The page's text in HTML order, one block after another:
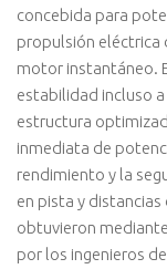
concebida para
propulsión eléctrica
motor instantáneo.
estabilidad incluso
estructura
inmediata de
rendimiento y la
en pista y
obtuvieron
por los ingenieros